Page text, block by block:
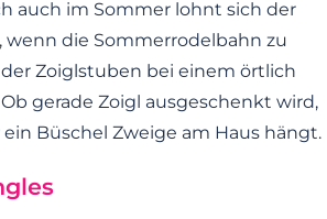
auch im Sommer lohnt sich der
die Sommerrodelbahn zu
Zoiglstuben bei einem örtlich
gerade Zoigl ausgeschenkt wird,
Büschel Zweige am Haus hängt.